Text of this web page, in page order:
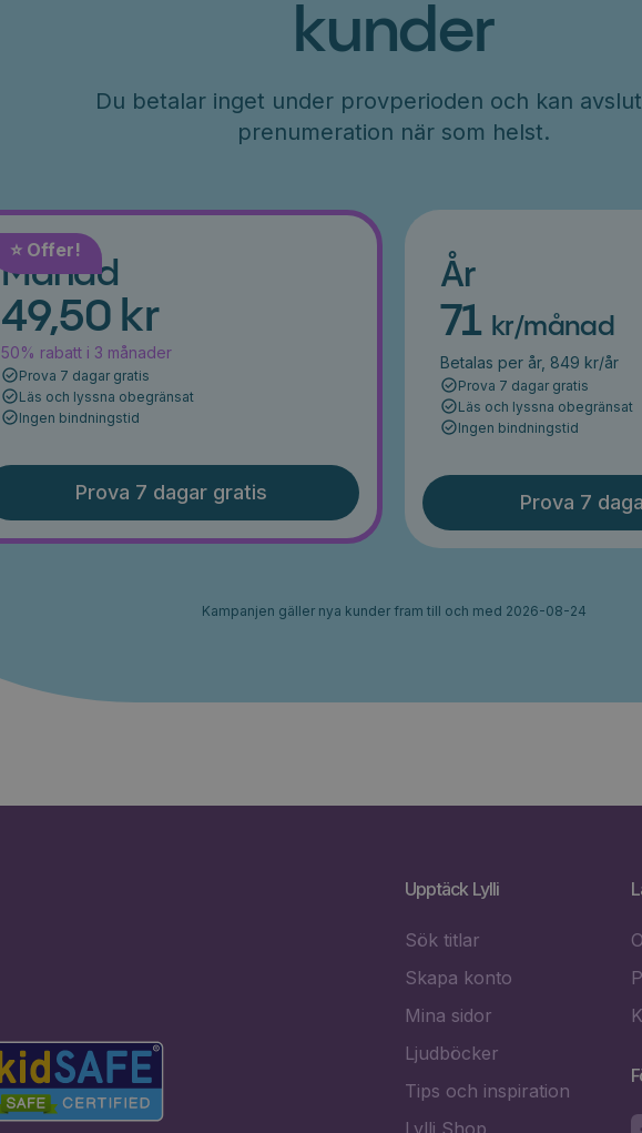
kunder
Du betalar inget under provperioden och kan
prenumeration när som helst.
⭐️ Offer!
Månad
49,50 kr
50% rabatt i 3 månader
Prova 7 dagar gratis
Läs och lyssna obegränsat
Ingen bindningstid
Prova 7 dagar gratis
År
71 kr/månad
Betalas per år, 849 kr/år
Prova 7 dagar gratis
Läs och lyssna obegränsat
Ingen bindningstid
Prova 7
Kampanjen gäller nya kunder fram till och med 2026-08-24
Upptäck Lylli
Sök titlar
Skapa konto
Mina sidor
Ljudböcker
Tips och inspiration
Lylli Shop